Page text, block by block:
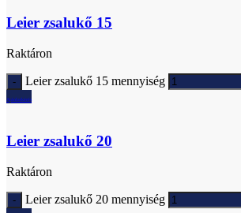
Leier zsalukő 15
Raktáron
Leier zsalukő 15 mennyiség
Ajánlatkérés
Leier zsalukő 20
Raktáron
Leier zsalukő 20 mennyiség